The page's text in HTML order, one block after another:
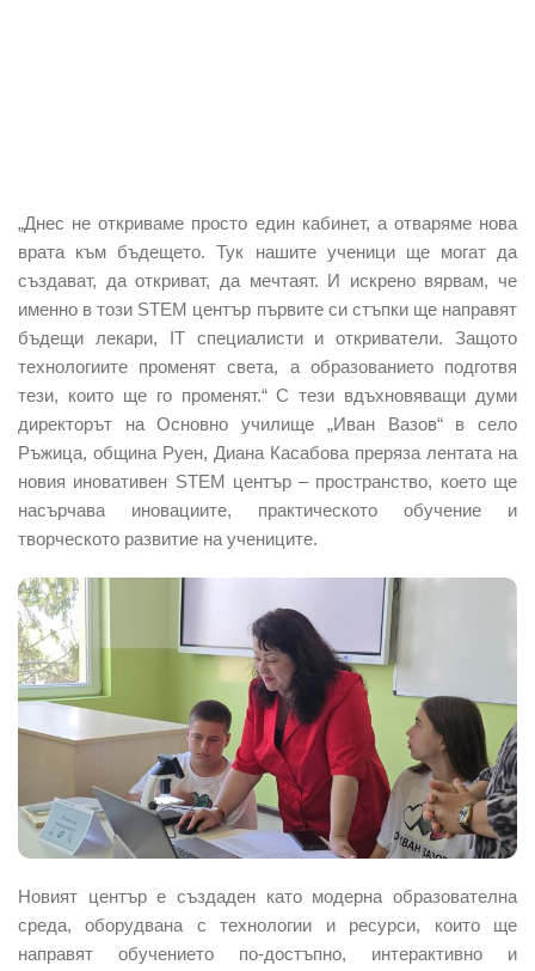
„Днес не откриваме просто един кабинет, а отваряме нова
врата към бъдещето. Тук нашите ученици ще могат да
създават, да откриват, да мечтаят. И искрено вярвам, че
именно в този STEM център първите си стъпки ще направят
бъдещи лекари, IT специалисти и откриватели. Защото
технологиите променят света, а образованието подготвя
тези, които ще го променят.“ С тези вдъхновяващи думи
директорът на Основно училище „Иван Вазов“ в село
Ръжица, община Руен, Диана Касабова преряза лентата на
новия иновативен STEM център – пространство, което ще
насърчава иновациите, практическото обучение и
творческото развитие на учениците.
Новият център е създаден като модерна образователна
среда, оборудвана с технологии и ресурси, които ще
направят обучението по-достъпно, интерактивно и